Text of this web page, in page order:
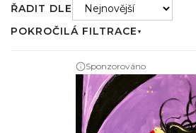
ŘADIT DLE
POKROČILÁ FILTRACE ▼
Sponzorováno